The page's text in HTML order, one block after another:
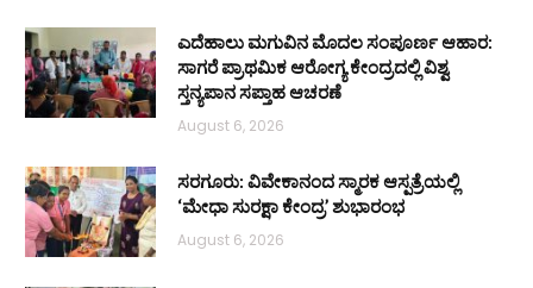
ಎದೆಹಾಲು ಮಗುವಿನ ಮೊದಲ ಸಂಪೂರ್ಣ ಆಹಾರ:
ಸಾಗರೆ ಪ್ರಾಥಮಿಕ ಆರೋಗ್ಯ ಕೇಂದ್ರದಲ್ಲಿ ವಿಶ್ವ
ಸ್ತನ್ಯಪಾನ ಸಪ್ತಾಹ ಆಚರಣೆ
August 6, 2026
ಸರಗೂರು: ವಿವೇಕಾನಂದ ಸ್ಮಾರಕ ಆಸ್ಪತ್ರೆಯಲ್ಲಿ
‘ಮೇಧಾ ಸುರಕ್ಷಾ ಕೇಂದ್ರ’ ಶುಭಾರಂಭ
August 6, 2026